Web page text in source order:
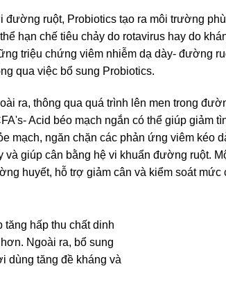
đường ruột, Probiotics tạo ra môi trường
hạn chế tiêu chảy do rotavirus hay do
triệu chứng viêm nhiễm dạ dày- đường
qua việc bổ sung Probiotics.
ra, thông qua quá trình lên men trong
Acid béo mạch ngắn có thể giúp giảm
mạch, ngăn chặn các phản ứng viêm kéo
và giúp cân bằng hệ vi khuẩn đường ruột.
huyết, hỗ trợ giảm cân và kiểm soát mức
tăng hấp thu chất dinh
Ngoài ra, bổ sung
dùng tăng đề kháng và